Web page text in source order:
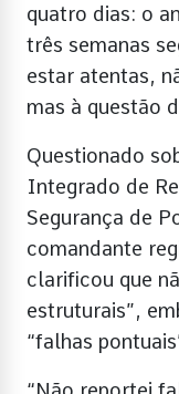
quatro dias: o
três semanas
estar atentas,
mas à questão
Questionado
Integrado de
Segurança de
comandante
clarificou que
estruturais”,
“falhas